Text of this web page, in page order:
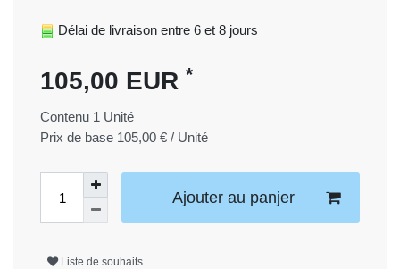
Délai de livraison entre 6 et 8 jours
105,00 EUR *
Contenu 1 Unité
Prix de base 105,00 € / Unité
Ajouter au panjer
Liste de souhaits